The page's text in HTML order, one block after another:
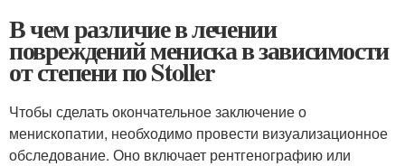
В чем различие в лечении
повреждений мениска в зависимости
от степени по Stoller
Чтобы сделать окончательное заключение о
менископатии, необходимо провести визуализационное
обследование. Оно включает рентгенографию или